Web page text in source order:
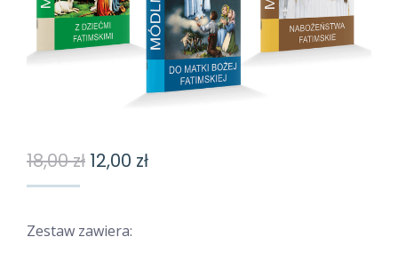
18,00zł Pierwotna
18,00 zł.
12,00 złAktualna
Zestaw zawiera: